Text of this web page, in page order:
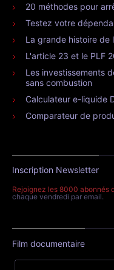
20 méthodes pour
Testez votre
La grande histoire de
L'article 23 et le PLF
Les investissements
sans combustion
Calculateur e-liquide
Comparateur de
Inscription Newsletter
Rejoignez les 8000 abonnés
chaque vendredi par email.
Film documentaire